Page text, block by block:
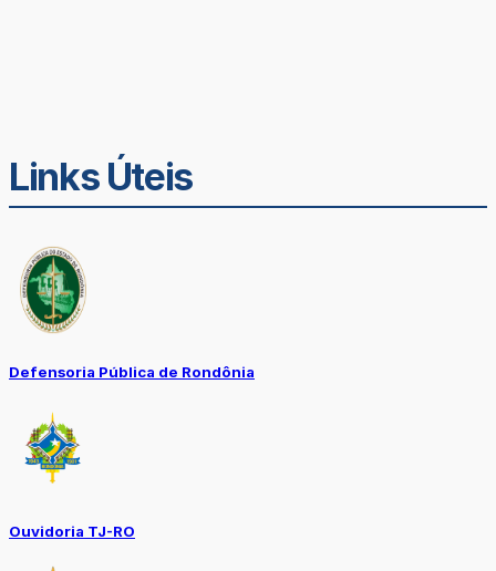
Links Úteis
Defensoria Pública de Rondônia
Ouvidoria TJ-RO